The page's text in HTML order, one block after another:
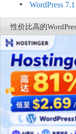
Connect：
商能力
WordPress
复，仅建议
性价比高的